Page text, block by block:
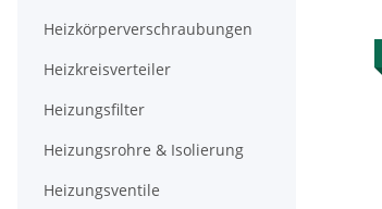
Heizkörperverschraubungen
Heizkreisverteiler
Heizungsfilter
Heizungsrohre & Isolierung
Heizungsventile